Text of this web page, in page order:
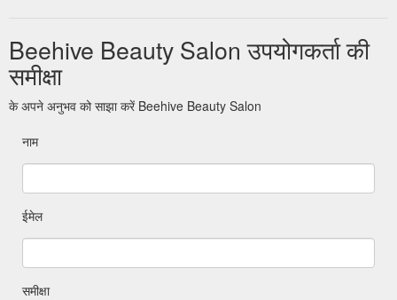
Beehive Beauty Salon उपयोगकर्ता की
समीक्षा
के अपने अनुभव को साझा करें Beehive Beauty Salon
नाम
ईमेल
समीक्षा